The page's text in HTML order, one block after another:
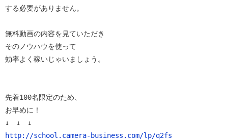
する必要がありません。
無料動画の内容を見ていただき
そのノウハウを使って
効率よく稼いじゃいましょう。
先着100名限定のため、
お早めに！
http://school.camera-business.com/lp/q2fs